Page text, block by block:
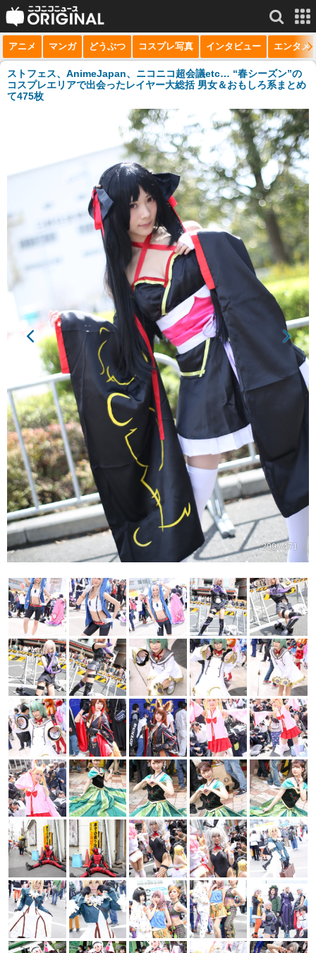
サービス一覧 もっと見る
niconico
動画
ニュース
マンガ
ニコニコQ
アニメ マンガ どうぶつ コスプレ写真 インタビュー エンタメ
ストフェス、AnimeJapan、ニコニコ超会議etc… “春シーズン”の
コスプレエリアで出会ったレイヤー大総括 男女＆おもしろ系まとめ
て475枚
209 / 471